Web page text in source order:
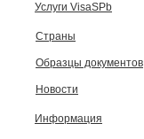
Услуги VisaSPb
Страны
Образцы документов
Новости
Информация